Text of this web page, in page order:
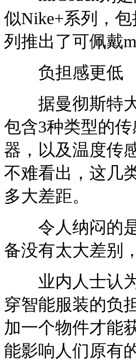
似Nike+系列，
列推出了可佩戴
负担感更低
据曼彻斯特大
包含3种类型的
器，以及温度传
不难看出，这几
多大差距。
令人纳闷的是
备没有太大差别
业内人士认为
穿智能服装的负
加一个物件才能
能影响人们原有